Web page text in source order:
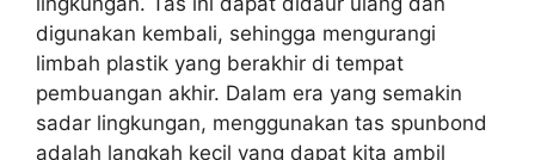
digunakan kembali, sehingga mengurangi
limbah plastik yang berakhir di tempat
pembuangan akhir. Dalam era yang semakin
sadar lingkungan, menggunakan tas spunbond
adalah langkah kecil yang dapat kita ambil